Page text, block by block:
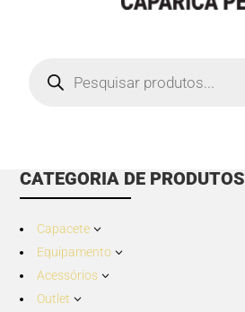
search
CATEGORIA DE PRODUTOS
Capacete 3
Equipamento 3
Acessórios 3
Outlet 3